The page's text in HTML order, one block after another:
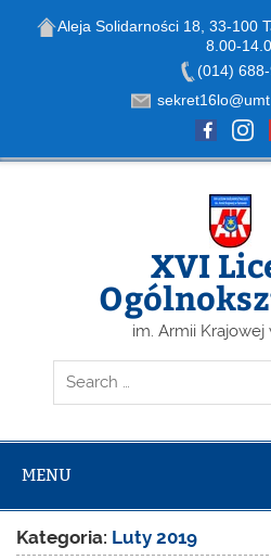
Aleja Solidarności 18, 33-100
8.00-
(014)
Skip
XVI
im. Armii Krajowej
MENU
Kategoria: Luty 2019